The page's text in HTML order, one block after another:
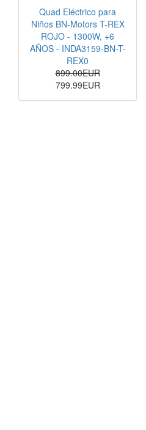
Quad Eléctrico para
Niños BN-Motors T-REX
ROJO - 1300W, +6
AÑOS - INDA3159-BN-T-
REX0
899.00EUR
799.99EUR